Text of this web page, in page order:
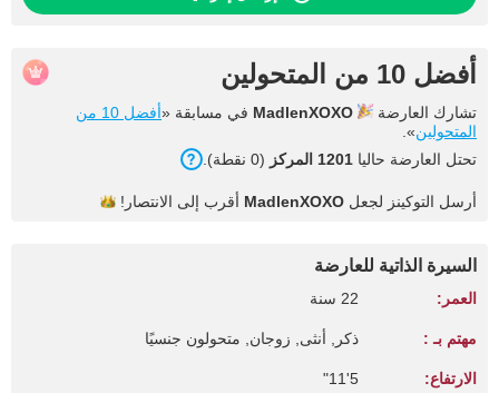
أفضل 10 من المتحولين
تشارك العارضة MadlenXOXO في مسابقة «
أفضل 10 من
المتحولين».
تحتل العارضة حاليا 1201 المركز (0 نقطة).
أرسل التوكينز لجعل MadlenXOXO أقرب إلى الانتصار!
السيرة الذاتية للعارضة
العمر: 22 سنة
مهتم بـ : ذكر, أنثى, زوجان, متحولون جنسيًا
الارتفاع: 5'11"